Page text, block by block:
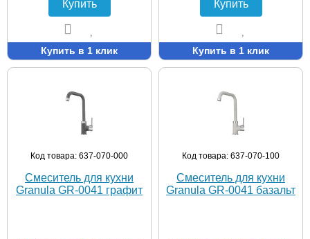
Купить
Купить в 1 клик
Купить
Купить в 1 клик
Код товара: 637-070-000
Смеситель для кухни
Granula GR-0041 графит
Код товара: 637-070-100
Смеситель для кухни
Granula GR-0041 базальт